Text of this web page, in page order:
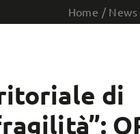
Home / News
di